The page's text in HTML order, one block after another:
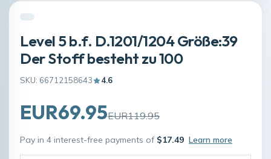
Level 5 b.f. D.1201/1204 Größe:39
Der Stoff besteht zu 100
SKU: 66712158643 4.6
EUR69.95EUR119.95
Pay in 4 interest-free payments of $17.49 Learn more